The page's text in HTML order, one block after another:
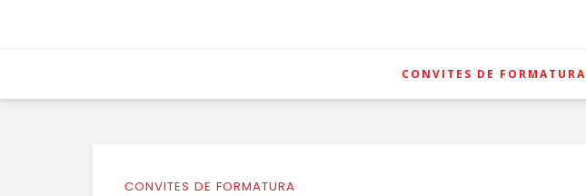
CONVITES DE FORMATURA
CONVITES DE FORMATURA